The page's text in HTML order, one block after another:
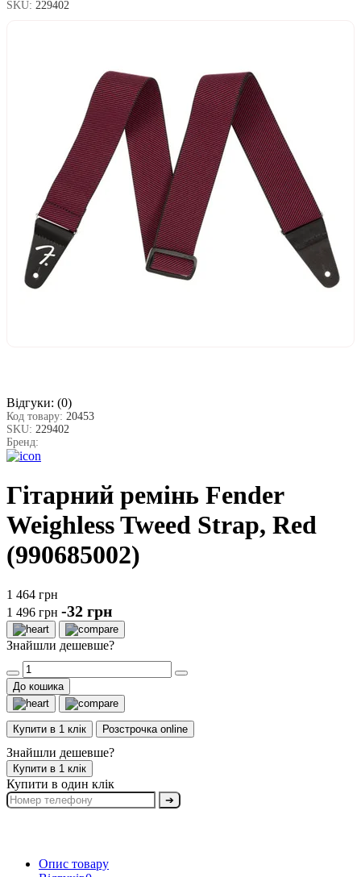
SKU: 229402
Відгуки: (0)
Код товару: 20453
SKU: 229402
Бренд:
Гітарний ремінь Fender
Weighless Tweed Strap, Red
(990685002)
1 464 грн
1 496 грн -32 грн
Знайшли дешевше?
До кошика
Купити в 1 клік Розстрочка online
Знайшли дешевше?
Купити в 1 клік
Купити в один клік
➔
Опис товару